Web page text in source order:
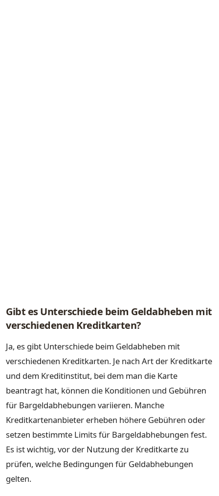
Gibt es Unterschiede beim Geldabheben mit
verschiedenen Kreditkarten?
Ja, es gibt Unterschiede beim Geldabheben mit
verschiedenen Kreditkarten. Je nach Art der Kreditkarte
und dem Kreditinstitut, bei dem man die Karte
beantragt hat, können die Konditionen und Gebühren
für Bargeldabhebungen variieren. Manche
Kreditkartenanbieter erheben höhere Gebühren oder
setzen bestimmte Limits für Bargeldabhebungen fest.
Es ist wichtig, vor der Nutzung der Kreditkarte zu
prüfen, welche Bedingungen für Geldabhebungen
gelten.